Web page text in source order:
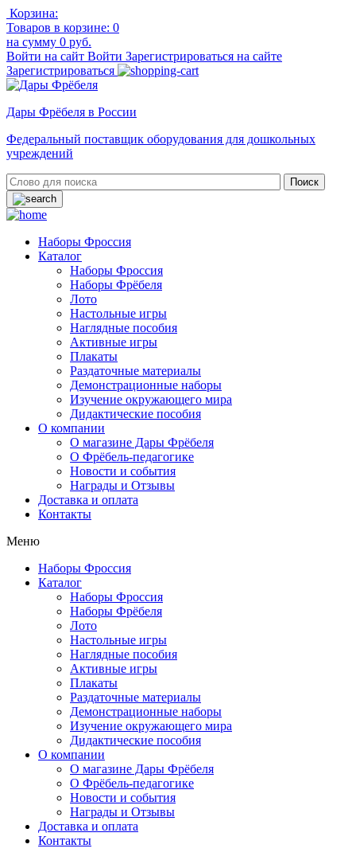
Корзина:
Товаров в корзине: 0
на сумму 0 руб.
Войти на сайт Войти Зарегистрироваться на сайте
Зарегистрироваться
Дары Фрёбеля в России
Федеральный поставщик оборудования для дошкольных
учреждений
Наборы Фроссия
Каталог
Наборы Фроссия
Наборы Фрёбеля
Лото
Настольные игры
Наглядные пособия
Активные игры
Плакаты
Раздаточные материалы
Демонстрационные наборы
Изучение окружающего мира
Дидактические пособия
О компании
О магазине Дары Фрёбеля
О Фрёбель-педагогике
Новости и события
Награды и Отзывы
Доставка и оплата
Контакты
Меню
Наборы Фроссия
Каталог
Наборы Фроссия
Наборы Фрёбеля
Лото
Настольные игры
Наглядные пособия
Активные игры
Плакаты
Раздаточные материалы
Демонстрационные наборы
Изучение окружающего мира
Дидактические пособия
О компании
О магазине Дары Фрёбеля
О Фрёбель-педагогике
Новости и события
Награды и Отзывы
Доставка и оплата
Контакты